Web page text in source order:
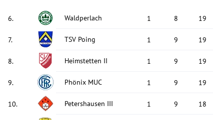
6. Waldperlach 1 8 19
7. TSV Poing 1 9 19
8. Heimstetten II 1 9 19
9. Phönix MUC 1 9 19
10. Petershausen III 1 9 18